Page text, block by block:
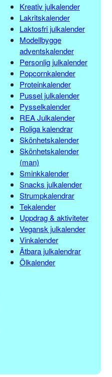
Kreativ julkalender
Lakritskalender
Laktosfri julkalender
Modellbygge
adventskalender
Personlig julkalender
Popcornkalender
Proteinkalender
Pussel julkalender
Pysselkalender
REA Julkalender
Roliga kalendrar
Skönhetskalender
Skönhetskalender
(man)
Sminkkalender
Snacks julkalender
Strumpkalendrar
Tekalender
Uppdrag & aktiviteter
Vegansk julkalender
Vinkalender
Ätbara julkalendrar
Ölkalender